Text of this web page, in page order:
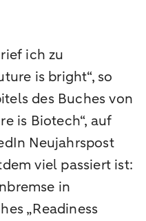
ich zu
is bright“, so
des Buches von
is Biotech“, auf
Neujahrspost
viel passiert ist:
in
„Readiness